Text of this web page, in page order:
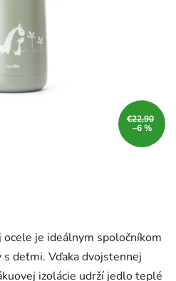
ocele je ideálnym spoločníkom
deťmi. Vďaka dvojstennej
izolácie udrží jedlo teplé
€22,90
–6 %